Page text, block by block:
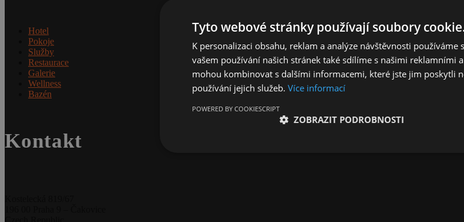
Hotel
Pokoje
Služby
Restaurace
Galerie
Wellness
Bazén
Kontakt
Tyto webové stránky používají soubory
K personalizaci obsahu, reklam a analýze návštěvnosti
vašem používání našich stránek také sdílíme s našimi reklamními
mohou kombinovat s dalšími informacemi, které jste jim poskytli
používání jejich služeb. Více informací
ZOBRAZIT PODROBNOSTI
POWERED BY COOKIESCRIPT